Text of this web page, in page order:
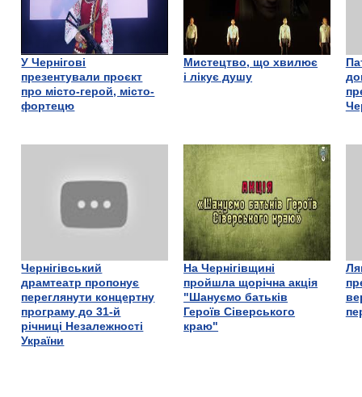
У Чернігові
презентували проєкт
про місто-герой, місто-
фортецю
Мистецтво, що хвилює
і лікує душу
Чернігівський
драмтеатр пропонує
переглянути концертну
програму до 31-й
річниці Незалежності
України
На Чернігівщині
пройшла щорічна акція
"Шануємо батьків
Героїв Сіверського
краю"